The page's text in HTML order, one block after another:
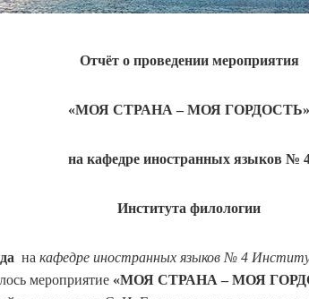
Отчёт о проведении мероприятия
«МОЯ СТРАНА – МОЯ ГОРДОСТЬ»
на кафедре иностранных языков №
Института филологии
на кафедре иностранных языков № 4
мероприятие «МОЯ СТРАНА – МОЯ